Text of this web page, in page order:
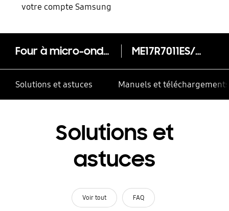
votre compte Samsung
Four à micro-ondes de 1,7 pi3 Four à micro-ondes avec 300 CFM ME17R7011ES/AC
Solutions et astuces Manuels et téléchargements
Solutions et
astuces
Voir tout FAQ